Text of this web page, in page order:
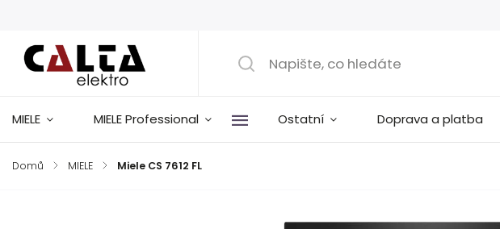
MIELE MIELE Professional Ostatní Doprava a platba
Domů / MIELE / Miele CS 7612 FL